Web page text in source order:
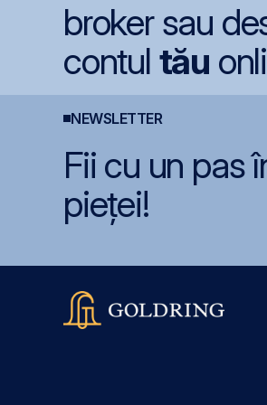
broker sau
contul tău
NEWSLETTER
Fii cu un pas
pieței!